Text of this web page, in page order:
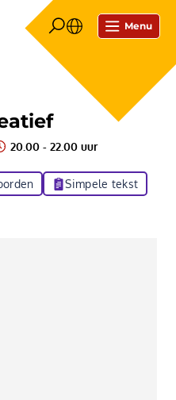
Menu
20.00 - 22.00 uur
Simpele tekst